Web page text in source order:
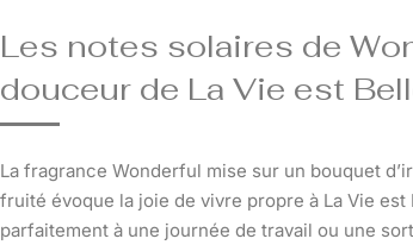
Les notes solaires de
douceur de La Vie est
La fragrance Wonderful mise sur un bouquet
fruité évoque la joie de vivre propre à La Vie
parfaitement à une journée de travail ou une